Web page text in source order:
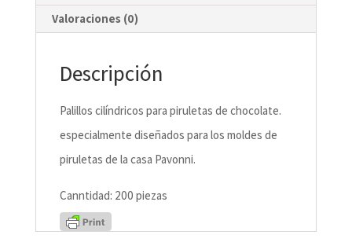
Valoraciones (0)
Descripción
Palillos cilíndricos para piruletas de chocolate.
especialmente diseñados para los moldes de
piruletas de la casa Pavonni.
Canntidad: 200 piezas